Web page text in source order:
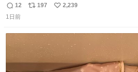
売れますのでご検討下さい
返
信
12
リ
197
い
2,239
1日前